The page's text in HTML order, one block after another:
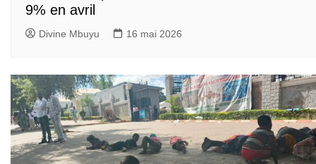
9% en avril
Divine Mbuyu 16 mai 2026